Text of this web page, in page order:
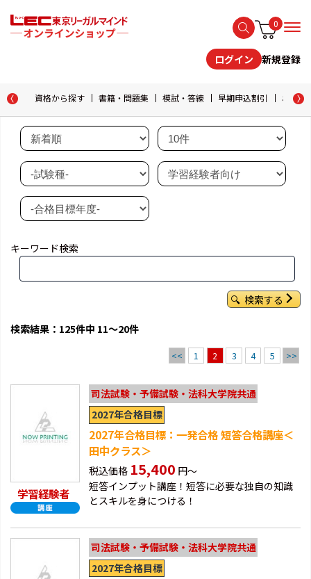
0
ログイン 新規登録
資格から探す 書籍・問題集 模試・答練 早期申込割引 おため
キーワード検索
検索する
検索結果：125件中 11～20件
<< 1 2 3 4 5 >>
学習経験者
司法試験・予備試験・法科大学院共通
2027年合格目標
2027年合格目標：一発合格 短答合格講座＜
田中クラス＞
税込価格 15,400 円～
短答インプット講座！短答に必要な独自の知識
とスキルを身につける！
司法試験・予備試験・法科大学院共通
2027年合格目標